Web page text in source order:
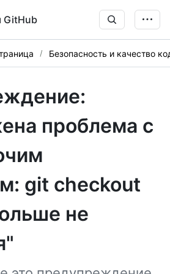
GitHub
Безопасность и качество
проблема с
git checkout
не